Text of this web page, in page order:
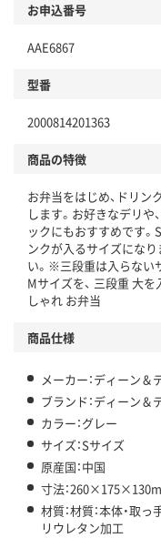
お申込番号
AAE6867
型番
2000814201363
商品の特徴
お弁当をはじめ、ドリ
します。お好きなデリや
ックにもおすすめです。
ンクが入るサイズにな
い。※三段重は入らない
Mサイズを、 三段重 大
しゃれ お弁当
商品仕様
メーカー：ディーン＆
ブランド：ディーン＆
カラー：グレー
サイズ：Sサイズ
原産国：中国
寸法：
材質：材質：本体・取
リウレタン加工